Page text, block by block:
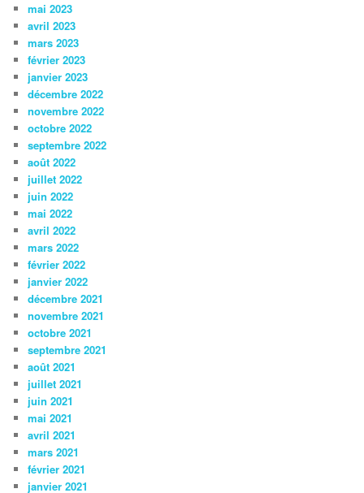
mai 2023
avril 2023
mars 2023
février 2023
janvier 2023
décembre 2022
novembre 2022
octobre 2022
septembre 2022
août 2022
juillet 2022
juin 2022
mai 2022
avril 2022
mars 2022
février 2022
janvier 2022
décembre 2021
novembre 2021
octobre 2021
septembre 2021
août 2021
juillet 2021
juin 2021
mai 2021
avril 2021
mars 2021
février 2021
janvier 2021